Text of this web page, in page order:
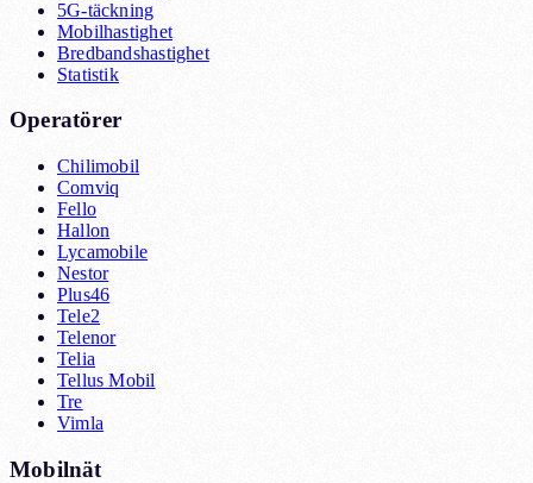
5G-täckning
Mobilhastighet
Bredbandshastighet
Statistik
Operatörer
Chilimobil
Comviq
Fello
Hallon
Lycamobile
Nestor
Plus46
Tele2
Telenor
Telia
Tellus Mobil
Tre
Vimla
Mobilnät